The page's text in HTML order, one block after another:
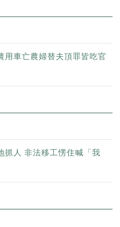
用車亡農婦替夫頂罪皆吃官
抓人 非法移工愣住喊「我